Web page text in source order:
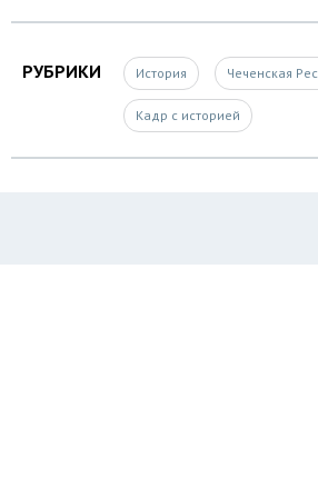
РУБРИКИ История Чеченская
Кадр с историей